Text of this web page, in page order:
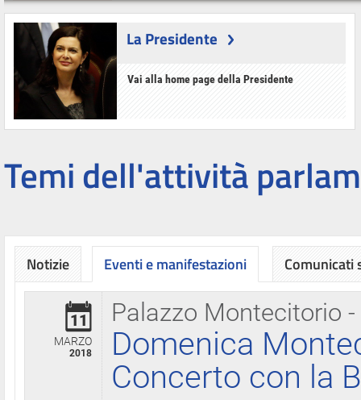
La Presidente
Vai alla home page della Presidente
Temi dell'attività
Notizie Eventi e manifestazioni
Palazzo Montecitorio
11
MARZO
2018
Domenica
Concerto con la
Comunicati